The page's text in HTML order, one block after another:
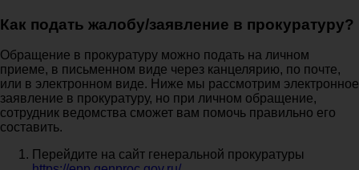
Как подать жалобу/заявление в прокуратуру?
Обращение в прокуратуру можно подать на личном
приеме, в письменном виде через канцелярию, по почте,
или в электронном виде. Ниже мы рассмотрим электронное
заявление в прокуратуру, но при личном обращение,
сотрудник ведомства сможет вам помочь правильно его
составить.
Перейдите на сайт генеральной прокуратуры